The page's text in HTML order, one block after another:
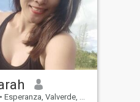
• Esperanza, Valverde, Dom. Rep.